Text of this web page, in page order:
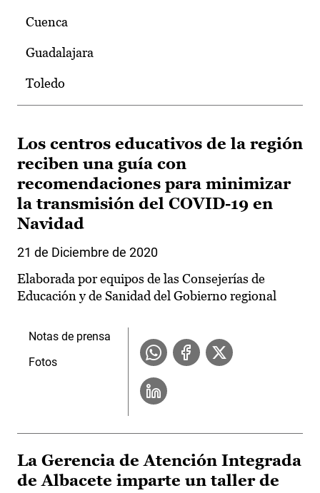
Cuenca
Guadalajara
Toledo
Los centros educativos de la región
reciben una guía con
recomendaciones para minimizar
la transmisión del COVID-19 en
Navidad
21 de Diciembre de 2020
Elaborada por equipos de las Consejerías de
Educación y de Sanidad del Gobierno regional
Notas de prensa
Fotos
La Gerencia de Atención Integrada
de Albacete imparte un taller de